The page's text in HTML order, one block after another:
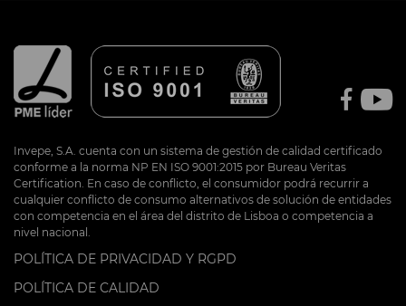
Invepe, S.A. cuenta con un sistema de gestión de calidad certificado
conforme a la norma NP EN ISO 9001:2015 por Bureau Veritas
Certification. En caso de conflicto, el consumidor podrá recurrir a
cualquier conflicto de consumo alternativos de solución de entidades
con competencia en el área del distrito de Lisboa o competencia a
nivel nacional.
POLÍTICA DE PRIVACIDAD Y RGPD
POLÍTICA DE CALIDAD